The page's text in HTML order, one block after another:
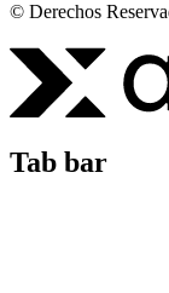
© Derechos
Tab bar